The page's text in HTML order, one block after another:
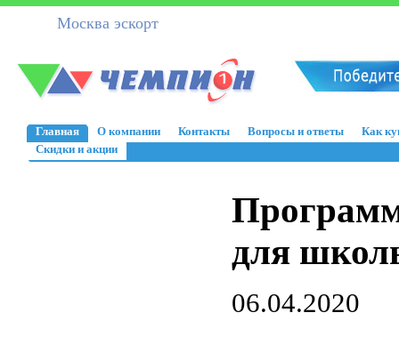
Москва эскорт
Главная О компании Контакты Вопросы и ответы
Как
Скидки и акции
для
06.04.2020